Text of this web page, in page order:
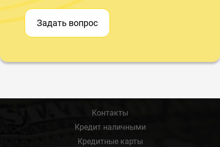
Задать вопрос
Контакты
Кредит наличными
Кредитные карты